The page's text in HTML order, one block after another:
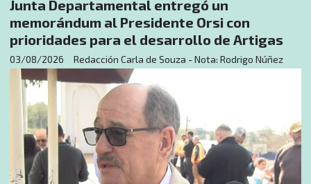
Junta Departamental entregó un
memorándum al Presidente Orsi con
prioridades para el desarrollo de Artigas
Redacción Carla de Souza - Nota: Rodrigo Núñez
03/08/2026